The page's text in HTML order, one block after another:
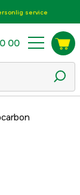
service
00